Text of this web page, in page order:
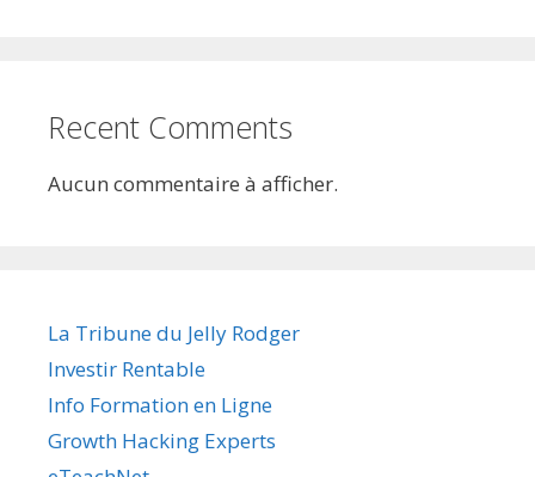
Recent Comments
Aucun commentaire à afficher.
La Tribune du Jelly Rodger
Investir Rentable
Info Formation en Ligne
Growth Hacking Experts